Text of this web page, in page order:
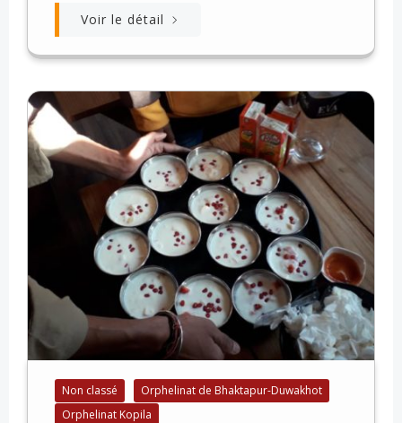
Voir le détail
Non classé
Orphelinat de Bhaktapur-Duwakhot
Orphelinat Kopila